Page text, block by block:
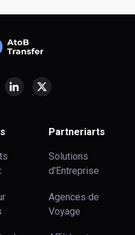
Partneriarts
Solutions
d'Entreprise
Agences de
Voyage